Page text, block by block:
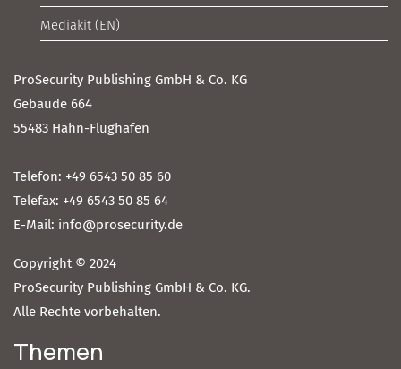
Mediakit (EN)
ProSecurity Publishing GmbH & Co. KG
Gebäude 664
55483 Hahn-Flughafen
Telefon: +49 6543 50 85 60
Telefax: +49 6543 50 85 64
E-Mail: info@prosecurity.de
Copyright © 2024
ProSecurity Publishing GmbH & Co. KG.
Alle Rechte vorbehalten.
Themen